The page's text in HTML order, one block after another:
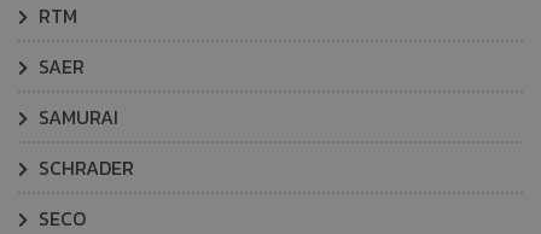
RTM
SAER
SAMURAI
SCHRADER
SECO